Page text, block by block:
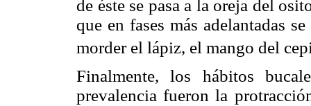
de éste se pasa a la oreja del
que en fases más adelantadas
morder el lápiz, el mango del
Finalmente, los hábitos
prevalencia fueron la